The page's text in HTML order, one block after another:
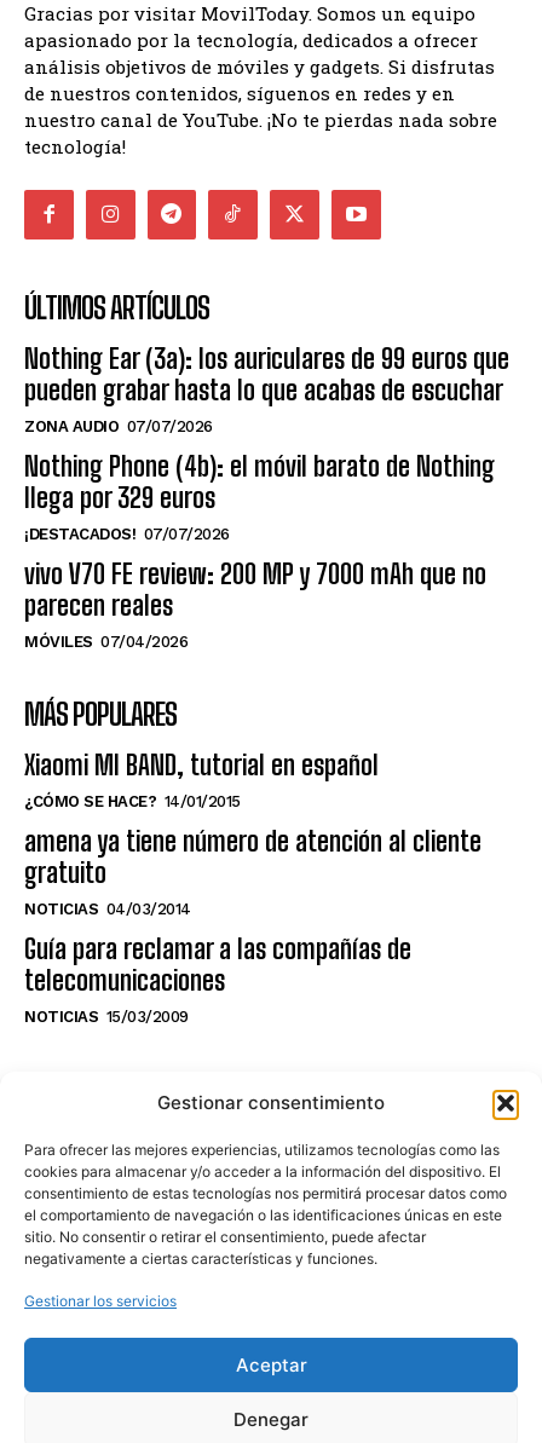
Gestionar consentimiento
Para ofrecer las mejores experiencias, utilizamos tecnologías como las
cookies para almacenar y/o acceder a la información del dispositivo. El
consentimiento de estas tecnologías nos permitirá procesar datos como
el comportamiento de navegación o las identificaciones únicas en este
sitio. No consentir o retirar el consentimiento, puede afectar
negativamente a ciertas características y funciones.
Gestionar los servicios
Aceptar
Denegar
Gracias por visitar MovilToday. Somos un equipo
apasionado por la tecnología, dedicados a ofrecer
análisis objetivos de móviles y gadgets. Si disfrutas
de nuestros contenidos, síguenos en redes y en
nuestro canal de YouTube. ¡No te pierdas nada sobre
tecnología!
ÚLTIMOS ARTÍCULOS
Nothing Ear (3a): los auriculares de 99 euros que
pueden grabar hasta lo que acabas de escuchar
ZONA AUDIO 07/07/2026
Nothing Phone (4b): el móvil barato de Nothing
llega por 329 euros
¡DESTACADOS! 07/07/2026
vivo V70 FE review: 200 MP y 7000 mAh que no
parecen reales
MÓVILES 07/04/2026
MÁS POPULARES
Xiaomi MI BAND, tutorial en español
¿CÓMO SE HACE? 14/01/2015
amena ya tiene número de atención al cliente
gratuito
NOTICIAS 04/03/2014
Guía para reclamar a las compañías de
telecomunicaciones
NOTICIAS 15/03/2009
NO TE PIERDAS LO ÚLTIMO DEL CANAL
Haz clic en «Estoy de acuerdo» para
activar Youtube
POLÍTICA DE COOKIES